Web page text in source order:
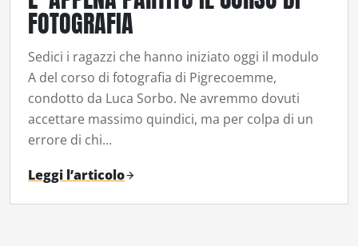
FOTOGRAFIA
Sedici i ragazzi che hanno iniziato oggi il modulo
A del corso di fotografia di Pigrecoemme,
condotto da Luca Sorbo. Ne avremmo dovuti
accettare massimo quindici, ma per colpa di un
errore di chi…
Leggi l’articolo